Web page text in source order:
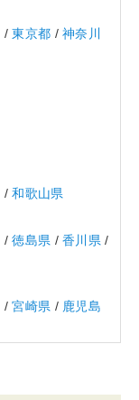
/東京都 /神奈川
/和歌山県
/徳島県 /香川県 /
/宮崎県 / 鹿児島